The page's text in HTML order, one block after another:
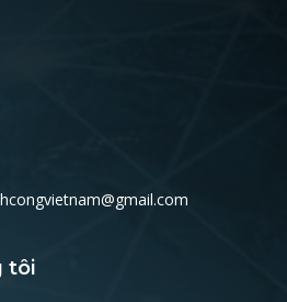
tôi